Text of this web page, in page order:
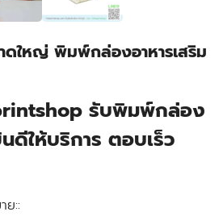
ใหญ่ พิมพ์กล่องอาหารเสริม
รับพิมพ์กล่อง
ให้บริการ ตอบเร็ว
ย::